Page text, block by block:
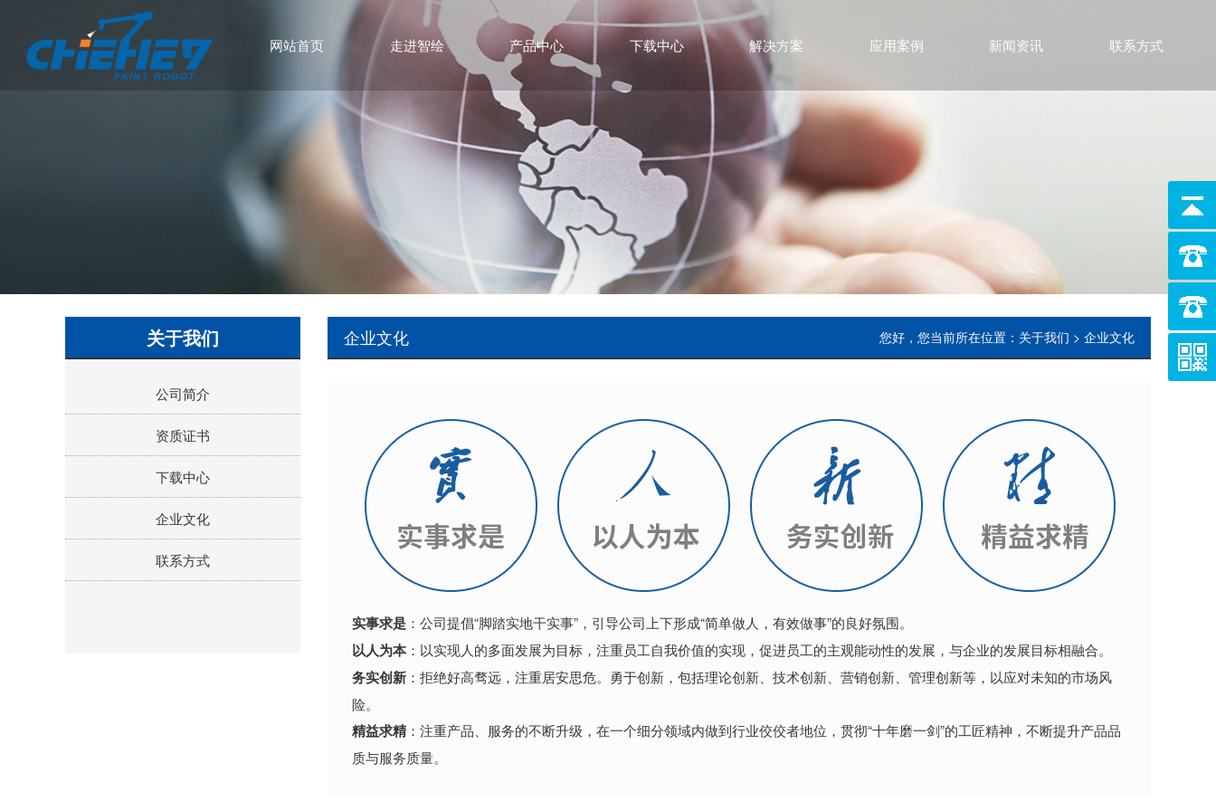
网站首页 走进智绘 产品中心 下载中心 解决方案 应用案例 新闻资讯 联系方式
关于我们
公司简介
资质证书
下载中心
企业文化
联系方式
您好，您当前所在位置：关于我们 > 企业文化
企业文化
实事求是 ：公司提倡“脚踏实地干实事”，引导公司上下形成“简单做人，有效做事”的良好氛围。
以人为本：以实现人的多面发展为目标，注重员工自我价值的实现，促进员工的主观能动性的发展，与企业的发展目标相融合。
务实创新 ：拒绝好高骛远，注重居安思危。勇于创新，包括理论创新、技术创新、营销创新、管理创新等，以应对未知的市场风
险。
精益求精 ：注重产品、服务的不断升级，在一个细分领域内做到行业佼佼者地位，贯彻“十年磨一剑”的工匠精神，不断提升产品品
质与服务质量。